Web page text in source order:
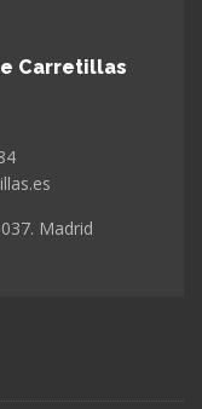
Carretillas
Madrid